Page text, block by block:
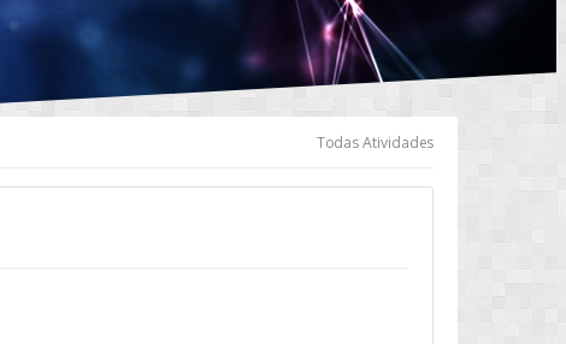
Todas Atividades